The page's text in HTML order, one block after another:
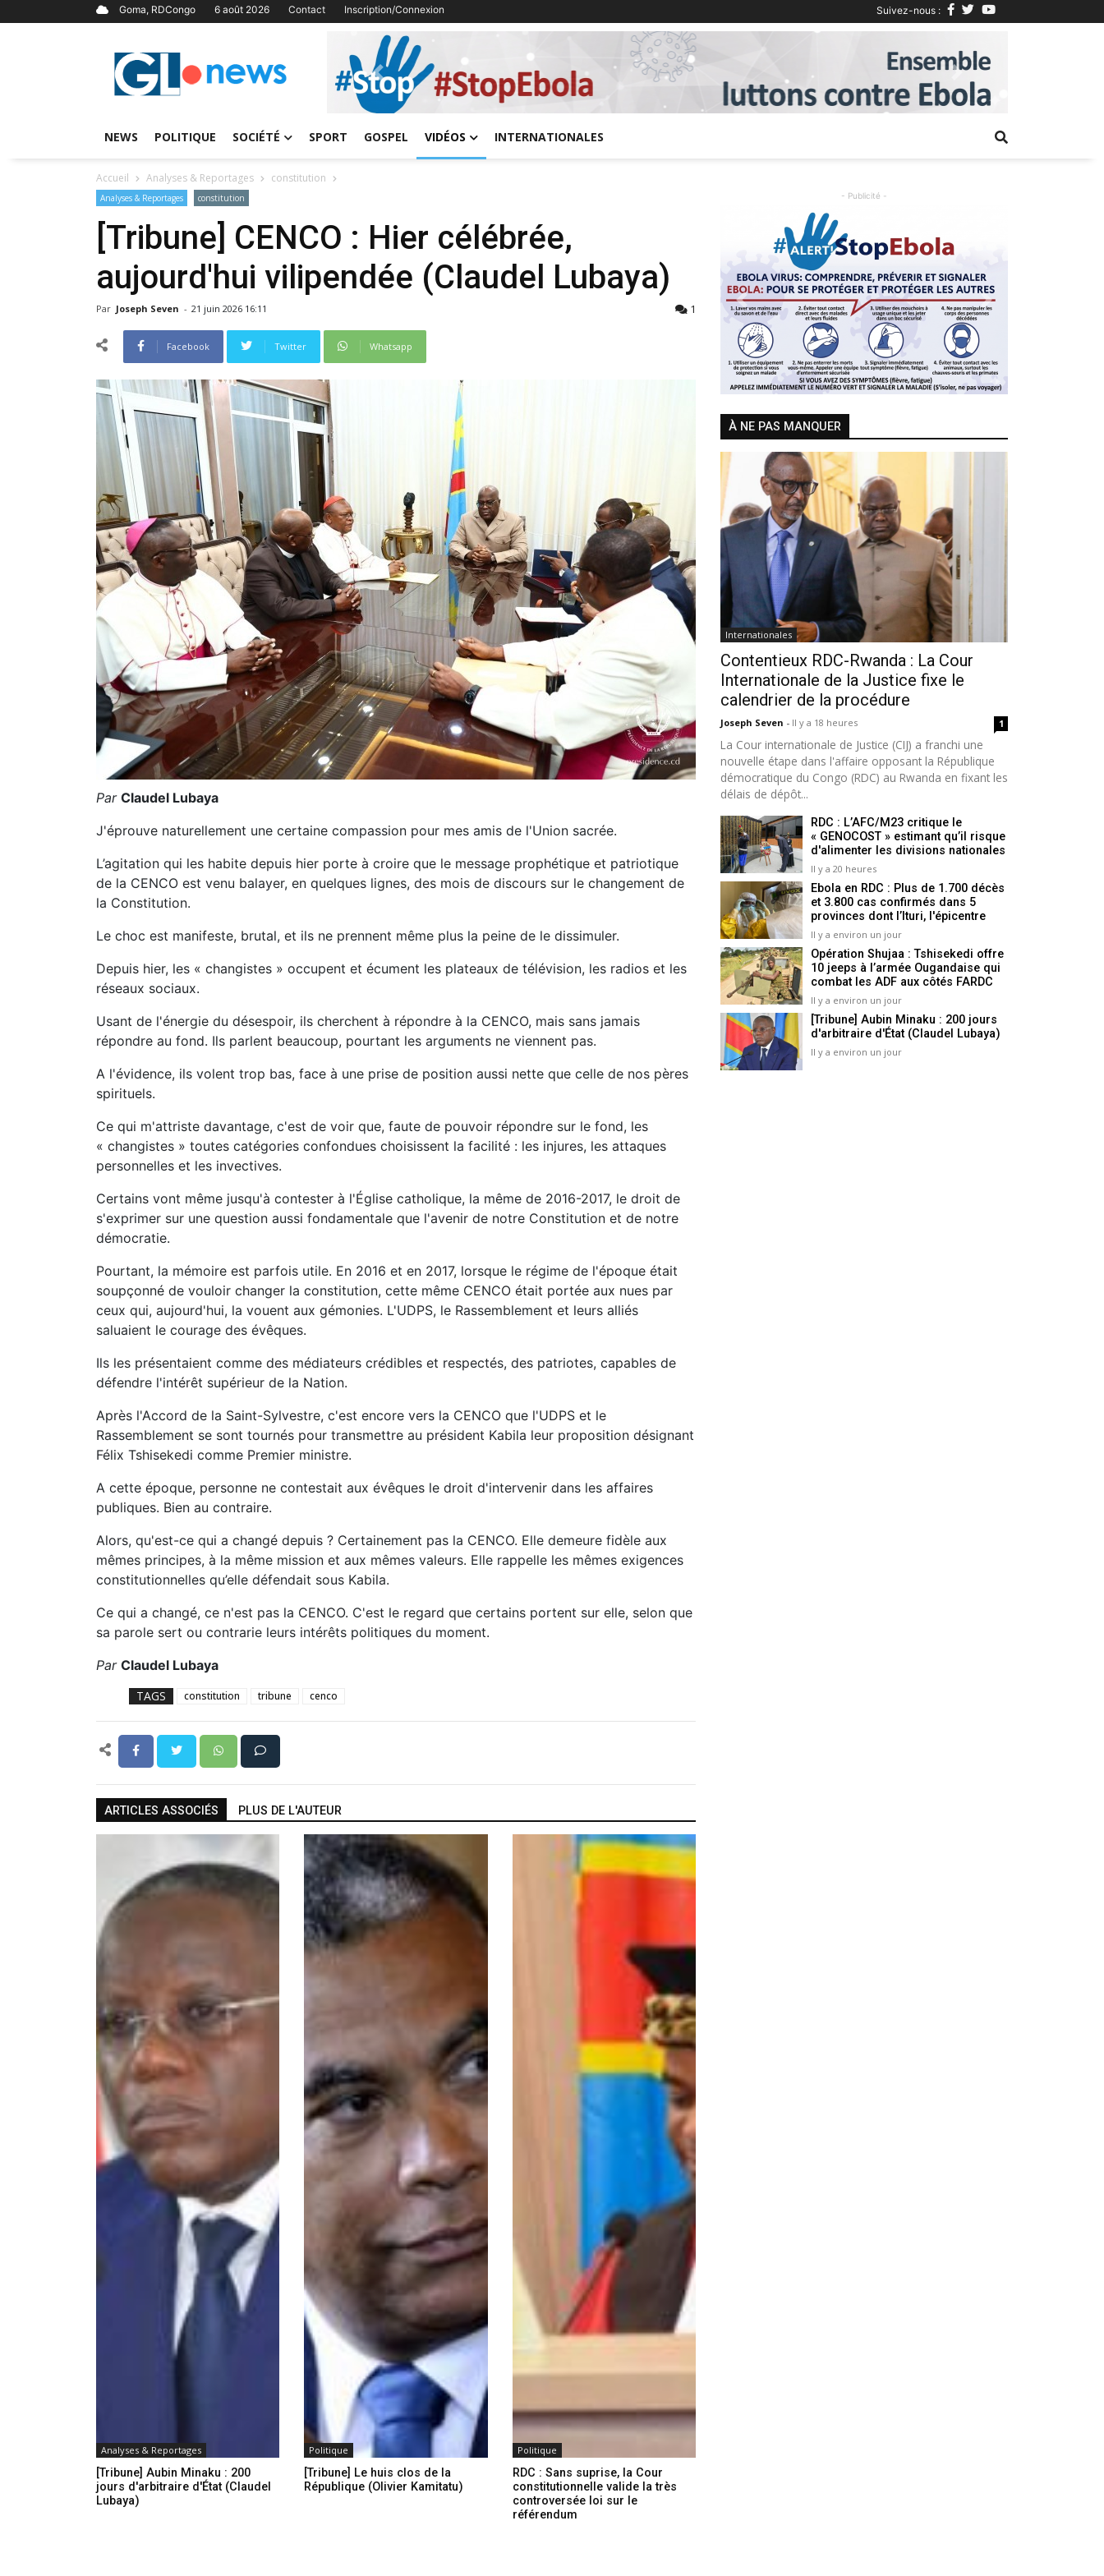
Goma, RDCongo 6 août 2026 Contact Inscription/Connexion Suivez-nous :
Previous Next
NEWS POLITIQUE SOCIÉTÉ SPORT GOSPEL VIDÉOS INTERNATIONALES
Accueil Analyses & Reportages constitution
Analyses & Reportages constitution
[Tribune] CENCO : Hier célébrée,
aujourd'hui vilipendée (Claudel Lubaya)
Par Joseph Seven - 21 juin 2026 16:11 1
Facebook Twitter Whatsapp
Par Claudel Lubaya
J'éprouve naturellement une certaine compassion pour mes amis de l'Union sacrée.
L’agitation qui les habite depuis hier porte à croire que le message prophétique et patriotique
de la CENCO est venu balayer, en quelques lignes, des mois de discours sur le changement de
la Constitution.
Le choc est manifeste, brutal, et ils ne prennent même plus la peine de le dissimuler.
Depuis hier, les « changistes » occupent et écument les plateaux de télévision, les radios et les
réseaux sociaux.
Usant de l'énergie du désespoir, ils cherchent à répondre à la CENCO, mais sans jamais
répondre au fond. Ils parlent beaucoup, pourtant les arguments ne viennent pas.
A l'évidence, ils volent trop bas, face à une prise de position aussi nette que celle de nos pères
spirituels.
Ce qui m'attriste davantage, c'est de voir que, faute de pouvoir répondre sur le fond, les
« changistes » toutes catégories confondues choisissent la facilité : les injures, les attaques
personnelles et les invectives.
Certains vont même jusqu'à contester à l'Église catholique, la même de 2016-2017, le droit de
s'exprimer sur une question aussi fondamentale que l'avenir de notre Constitution et de notre
démocratie.
Pourtant, la mémoire est parfois utile. En 2016 et en 2017, lorsque le régime de l'époque était
soupçonné de vouloir changer la constitution, cette même CENCO était portée aux nues par
ceux qui, aujourd'hui, la vouent aux gémonies. L'UDPS, le Rassemblement et leurs alliés
saluaient le courage des évêques.
Ils les présentaient comme des médiateurs crédibles et respectés, des patriotes, capables de
défendre l'intérêt supérieur de la Nation.
Après l'Accord de la Saint-Sylvestre, c'est encore vers la CENCO que l'UDPS et le
Rassemblement se sont tournés pour transmettre au président Kabila leur proposition désignant
Félix Tshisekedi comme Premier ministre.
A cette époque, personne ne contestait aux évêques le droit d'intervenir dans les affaires
publiques. Bien au contraire.
Alors, qu'est-ce qui a changé depuis ? Certainement pas la CENCO. Elle demeure fidèle aux
mêmes principes, à la même mission et aux mêmes valeurs. Elle rappelle les mêmes exigences
constitutionnelles qu’elle défendait sous Kabila.
Ce qui a changé, ce n'est pas la CENCO. C'est le regard que certains portent sur elle, selon que
sa parole sert ou contrarie leurs intérêts politiques du moment.
Par Claudel Lubaya
TAGS constitution tribune cenco
ARTICLES ASSOCIÉS PLUS DE L'AUTEUR
Analyses & Reportages
[Tribune] Aubin Minaku : 200
jours d'arbitraire d'État (Claudel
Lubaya)
Politique
[Tribune] Le huis clos de la
République (Olivier Kamitatu)
Politique
RDC : Sans suprise, la Cour
constitutionnelle valide la très
controversée loi sur le
référendum
- Publicité -
Previous Next
À NE PAS MANQUER
Internationales
Contentieux RDC-Rwanda : La Cour
Internationale de la Justice fixe le
calendrier de la procédure
Joseph Seven - Il y a 18 heures 1
La Cour internationale de Justice (CIJ) a franchi une
nouvelle étape dans l'affaire opposant la République
démocratique du Congo (RDC) au Rwanda en fixant les
délais de dépôt...
RDC : L’AFC/M23 critique le
« GENOCOST » estimant qu’il risque
d'alimenter les divisions nationales
Il y a 20 heures
Ebola en RDC : Plus de 1.700 décès
et 3.800 cas confirmés dans 5
provinces dont l’Ituri, l'épicentre
Il y a environ un jour
Opération Shujaa : Tshisekedi offre
10 jeeps à l’armée Ougandaise qui
combat les ADF aux côtés FARDC
Il y a environ un jour
[Tribune] Aubin Minaku : 200 jours
d'arbitraire d'État (Claudel Lubaya)
Il y a environ un jour